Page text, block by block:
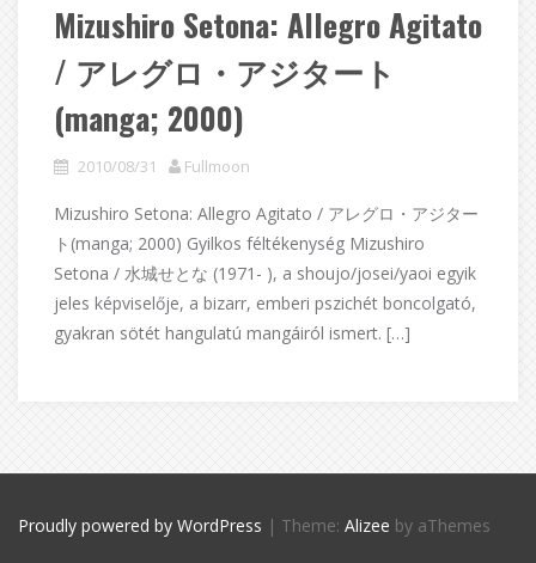
Mizushiro Setona: Allegro Agitato
/ アレグロ・アジタート
(manga; 2000)
2010/08/31 Fullmoon
Mizushiro Setona: Allegro Agitato / アレグロ・アジター
ト(manga; 2000) Gyilkos féltékenység Mizushiro
Setona / 水城せとな (1971- ), a shoujo/josei/yaoi egyik
jeles képviselője, a bizarr, emberi pszichét boncolgató,
gyakran sötét hangulatú mangáiról ismert. […]
Proudly powered by WordPress | Theme: Alizee by aThemes